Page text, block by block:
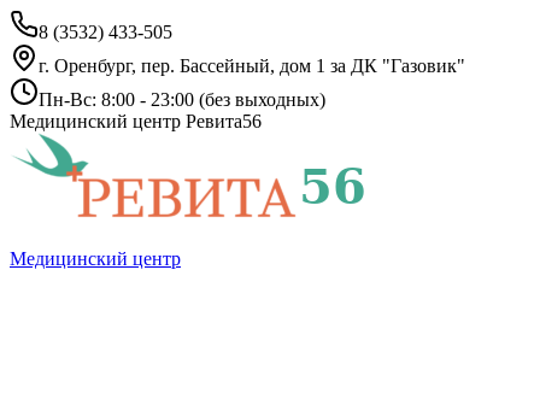
8 (3532) 433-505
г. Оренбург, пер. Бассейный, дом 1 за ДК "Газовик"
Пн-Вс: 8:00 - 23:00 (без выходных)
Медицинский центр Ревита56